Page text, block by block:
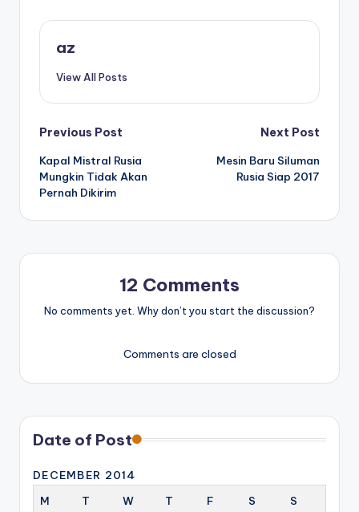
az
View All Posts
Post
navigation
Previous Post
Kapal Mistral Rusia
Mungkin Tidak Akan
Pernah Dikirim
Next Post
Mesin Baru Siluman
Rusia Siap 2017
12 Comments
No comments yet. Why don’t you start the discussion?
Comments are closed
Date of Post
DECEMBER 2014
M
T W T F S S